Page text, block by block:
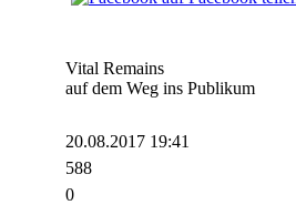
Vital Remains
auf dem Weg ins Publikum
20.08.2017 19:41
588
0